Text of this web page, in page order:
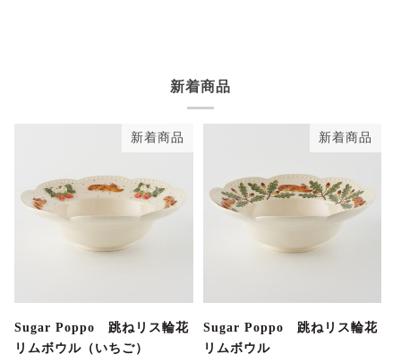
新着商品
新着商品
Sugar Poppo 跳ねリス輪花
リムボウル（いちご）
新着商品
Sugar Poppo 跳ねリス輪花
リムボウル